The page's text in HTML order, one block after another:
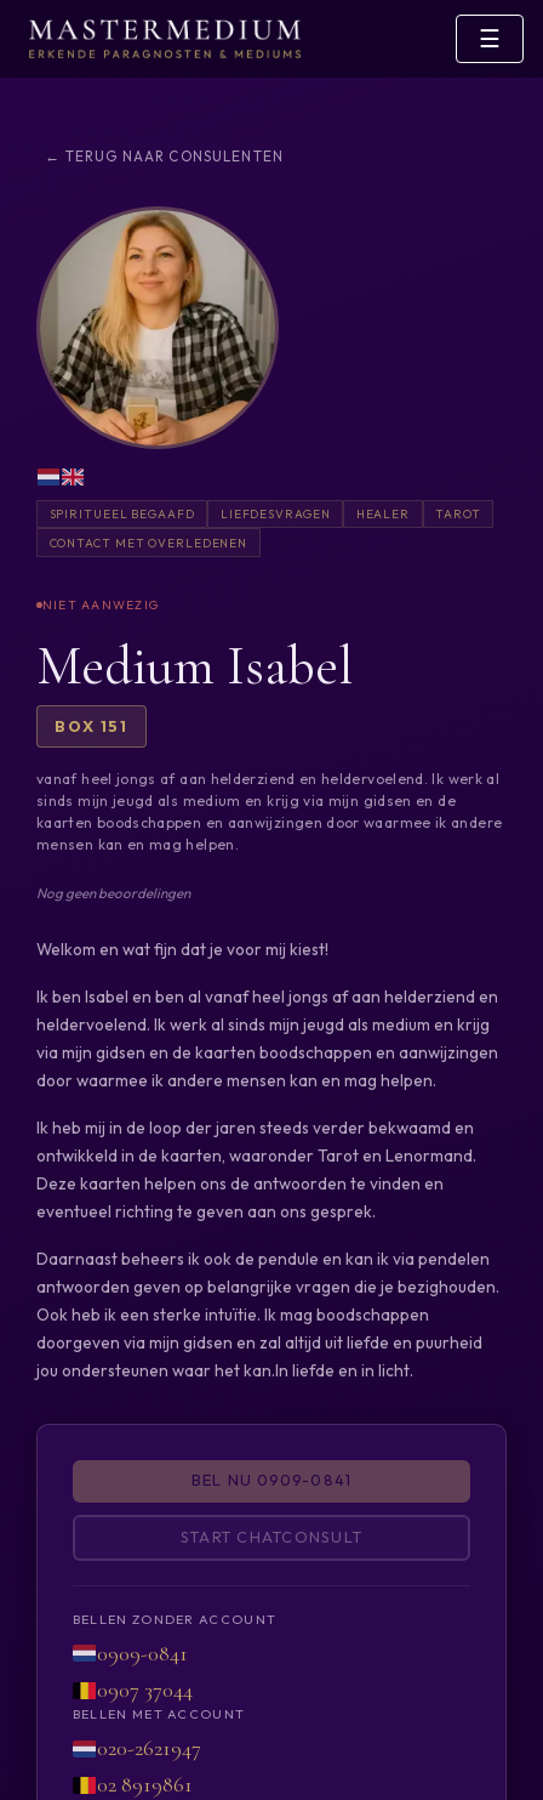
☰
← TERUG NAAR CONSULENTEN
SPIRITUEEL BEGAAFD LIEFDESVRAGEN HEALER
TAROT
CONTACT MET OVERLEDENEN
Medium Isabel
BOX 151
vanaf heel jongs af aan helderziend en heldervoelend. Ik werk al
sinds mijn jeugd als medium en krijg via mijn gidsen en de
kaarten boodschappen en aanwijzingen door waarmee ik andere
mensen kan en mag helpen.
Nog geen beoordelingen
Welkom en wat fijn dat je voor mij kiest!
Ik ben Isabel en ben al vanaf heel jongs af aan helderziend en
heldervoelend. Ik werk al sinds mijn jeugd als medium en krijg
via mijn gidsen en de kaarten boodschappen en aanwijzingen
door waarmee ik andere mensen kan en mag helpen.
Ik heb mij in de loop der jaren steeds verder bekwaamd en
ontwikkeld in de kaarten, waaronder Tarot en Lenormand.
Deze kaarten helpen ons de antwoorden te vinden en
eventueel richting te geven aan ons gesprek.
Daarnaast beheers ik ook de pendule en kan ik via pendelen
antwoorden geven op belangrijke vragen die je bezighouden.
Ook heb ik een sterke intuïtie. Ik mag boodschappen
doorgeven via mijn gidsen en zal altijd uit liefde en puurheid
jou ondersteunen waar het kan.In liefde en in licht.
BEL NU 0909-0841
START CHATCONSULT
BELLEN ZONDER ACCOUNT
0909-0841
0907 37044
BELLEN MET ACCOUNT
020-2621947
02 8919861